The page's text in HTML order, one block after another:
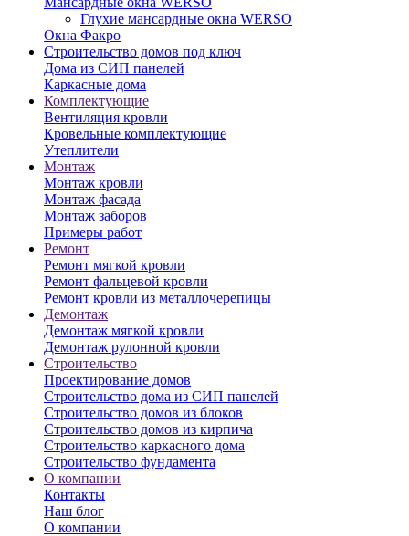
Глухие мансардные окна WERSO
Окна Факро
Строительство домов под ключ
Дома из СИП панелей
Каркасные дома
Комплектующие
Вентиляция кровли
Кровельные комплектующие
Утеплители
Монтаж
Монтаж кровли
Монтаж фасада
Монтаж заборов
Примеры работ
Ремонт
Ремонт мягкой кровли
Ремонт фальцевой кровли
Ремонт кровли из металлочерепицы
Демонтаж
Демонтаж мягкой кровли
Демонтаж рулонной кровли
Строительство
Проектирование домов
Строительство дома из СИП панелей
Строительство домов из блоков
Строительство домов из кирпича
Строительство каркасного дома
Строительство фундамента
О компании
Контакты
Наш блог
О компании